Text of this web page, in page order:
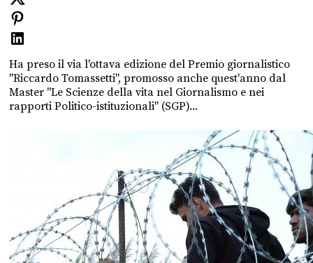
Ha preso il via l'ottava edizione del Premio giornalistico
"Riccardo Tomassetti", promosso anche quest'anno dal
Master "Le Scienze della vita nel Giornalismo e nei
rapporti Politico-istituzionali" (SGP)...